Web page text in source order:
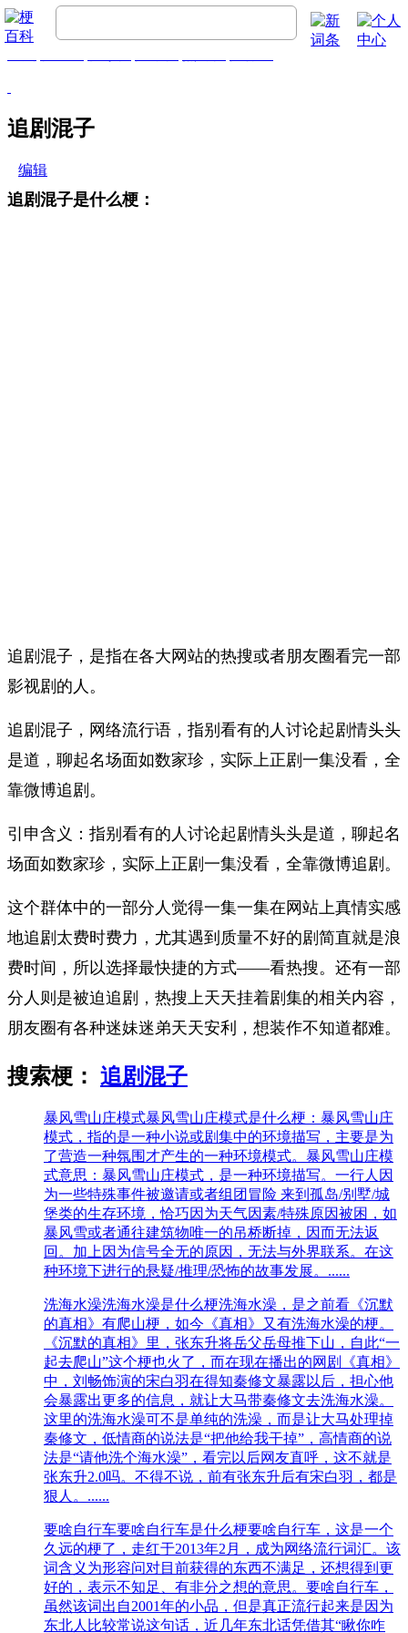
追剧混子
编辑
追剧混子是什么梗：
追剧混子，是指在各大网站的热搜或者朋友圈看完一部
影视剧的人。
追剧混子，网络流行语，指别看有的人讨论起剧情头头
是道，聊起名场面如数家珍，实际上正剧一集没看，全
靠微博追剧。
引申含义：指别看有的人讨论起剧情头头是道，聊起名
场面如数家珍，实际上正剧一集没看，全靠微博追剧。
这个群体中的一部分人觉得一集一集在网站上真情实感
地追剧太费时费力，尤其遇到质量不好的剧简直就是浪
费时间，所以选择最快捷的方式——看热搜。还有一部
分人则是被迫追剧，热搜上天天挂着剧集的相关内容，
朋友圈有各种迷妹迷弟天天安利，想装作不知道都难。
搜索梗： 追剧混子
暴风雪山庄模式暴风雪山庄模式是什么梗：暴风雪山庄
模式，指的是一种小说或剧集中的环境描写，主要是为
了营造一种氛围才产生的一种环境模式。暴风雪山庄模
式意思：暴风雪山庄模式，是一种环境描写。一行人因
为一些特殊事件被邀请或者组团冒险 来到孤岛/别墅/城
堡类的生存环境，恰巧因为天气因素/特殊原因被困，如
暴风雪或者通往建筑物唯一的吊桥断掉，因而无法返
回。加上因为信号全无的原因，无法与外界联系。在这
种环境下进行的悬疑/推理/恐怖的故事发展。......
洗海水澡洗海水澡是什么梗洗海水澡，是之前看《沉默
的真相》有爬山梗，如今《真相》又有洗海水澡的梗。
《沉默的真相》里，张东升将岳父岳母推下山，自此“一
起去爬山”这个梗也火了，而在现在播出的网剧《真相》
中，刘畅饰演的宋白羽在得知秦修文暴露以后，担心他
会暴露出更多的信息，就让大马带秦修文去洗海水澡。
这里的洗海水澡可不是单纯的洗澡，而是让大马处理掉
秦修文，低情商的说法是“把他给我干掉”，高情商的说
法是“请他洗个海水澡”，看完以后网友直呼，这不就是
张东升2.0吗。不得不说，前有张东升后有宋白羽，都是
狠人。......
要啥自行车要啥自行车是什么梗要啥自行车，这是一个
久远的梗了，走红于2013年2月，成为网络流行词汇。该
词含义为形容问对目前获得的东西不满足，还想得到更
好的，表示不知足、有非分之想的意思。要啥自行车，
虽然该词出自2001年的小品，但是真正流行起来是因为
东北人比较常说这句话，近几年东北话凭借其“瞅你咋